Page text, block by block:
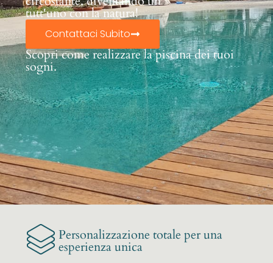
tutt'uno con la natura!
Contattaci Subito
Scopri come realizzare la piscina dei tuoi
sogni.
Personalizzazione totale per una
esperienza unica